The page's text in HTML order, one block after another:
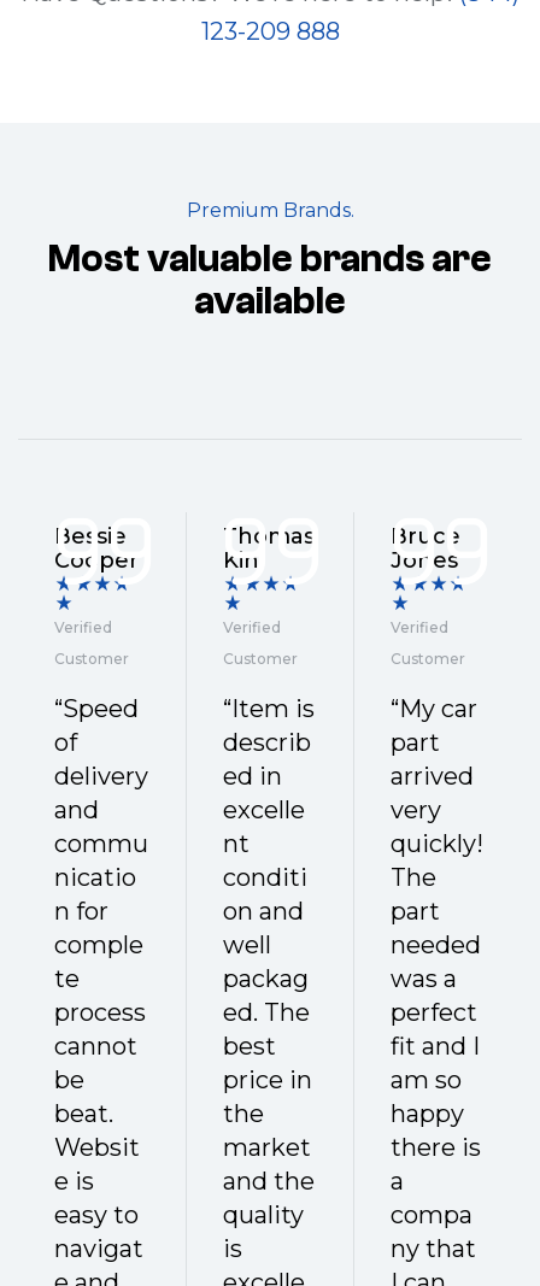
123-209 888
Premium Brands.
Most valuable brands are
available
Bessie
Cooper
Verified
Customer
“Speed
of
delivery
and
commu
nicatio
n for
comple
te
process
cannot
be
beat.
Websit
e is
easy to
navigat
Thomas
Kin
Verified
Customer
“Item is
describ
ed in
excelle
nt
conditi
on and
well
packag
ed. The
best
price in
the
market
and the
quality
is
Bruce
Jones
Verified
Customer
“My car
part
arrived
very
quickly!
The
part
needed
was a
perfect
fit and I
am so
happy
there is
a
compa
ny that